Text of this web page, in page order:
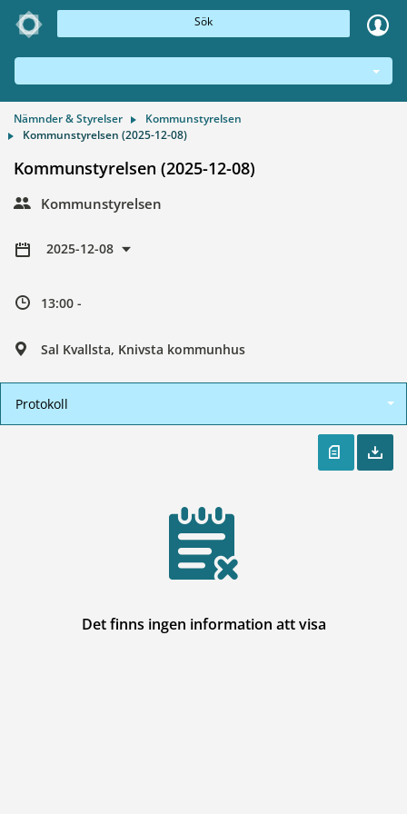
Sök
Nämnder & Styrelser
Kommunstyrelsen
Kommunstyrelsen (2025-12-08)
Kommunstyrelsen (2025-12-08)
Kommunstyrelsen
2025-12-08
13:00 -
Sal Kvallsta, Knivsta kommunhus
Protokoll
Det finns ingen information att visa